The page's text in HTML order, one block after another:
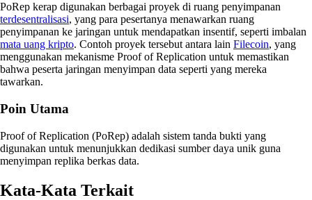
PoRep kerap digunakan berbagai proyek di ruang penyimpanan
terdesentralisasi, yang para pesertanya menawarkan ruang
penyimpanan ke jaringan untuk mendapatkan insentif, seperti imbalan
mata uang kripto. Contoh proyek tersebut antara lain Filecoin, yang
menggunakan mekanisme Proof of Replication untuk memastikan
bahwa peserta jaringan menyimpan data seperti yang mereka
tawarkan.
Poin Utama
Proof of Replication (PoRep) adalah sistem tanda bukti yang
digunakan untuk menunjukkan dedikasi sumber daya unik guna
menyimpan replika berkas data.
Kata-Kata Terkait